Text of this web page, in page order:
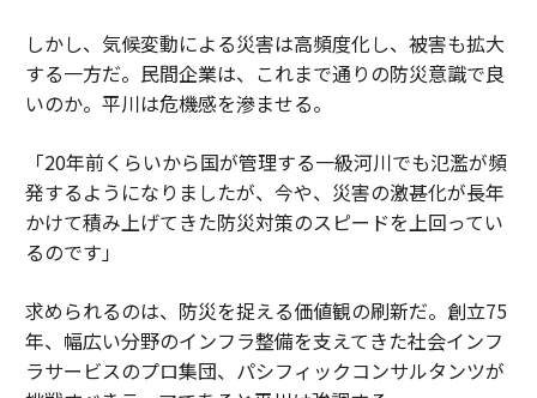
しかし、気候変動による災害は高頻度化し、被害も拡大
する一方だ。民間企業は、これまで通りの防災意識で良
いのか。平川は危機感を滲ませる。
「20年前くらいから国が管理する一級河川でも氾濫が頻
発するようになりましたが、今や、災害の激甚化が長年
かけて積み上げてきた防災対策のスピードを上回ってい
るのです」
求められるのは、防災を捉える価値観の刷新だ。創立75
年、幅広い分野のインフラ整備を支えてきた社会インフ
ラサービスのプロ集団、パシフィックコンサルタンツが